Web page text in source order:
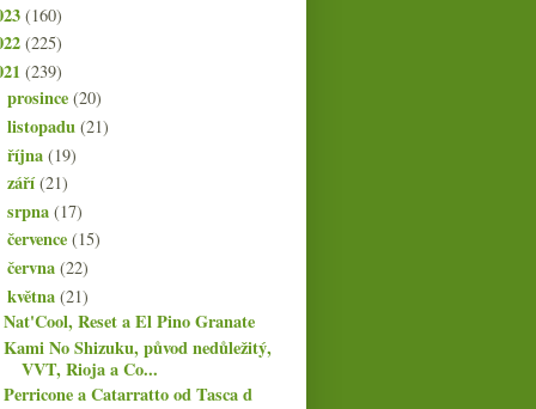
(160)
(225)
(239)
prosince(20)
listopadu(21)
října(19)
září(21)
srpna(17)
července(15)
června(22)
května(21)
Nat'Cool, Reset a El Pino Granate
Kami No Shizuku, původ nedůležitý,
VVT, Rioja a Co...
Perricone a Catarratto od Tasca d